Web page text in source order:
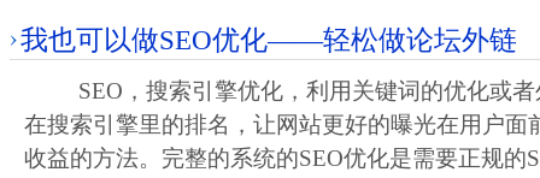
我也可以做SEO优化——轻松做论坛外链
SEO，搜索引擎优化，利用关键词的优化或者
在搜索引擎里的排名，让网站更好的曝光在用户面
收益的方法。完整的系统的SEO优化是需要正规的